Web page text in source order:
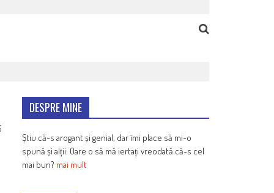
DESPRE MINE
Știu că-s arogant și genial, dar îmi place să mi-o
spună și alții. Oare o să mă iertați vreodată că-s cel
mai bun? mai mult